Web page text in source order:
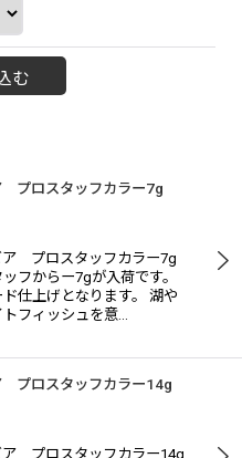
む
プロスタッフカラー7g
ア プロスタッフカラー7g
フからー7gが入荷です。
仕上げとなります。 湖や
フィッシュを意…
プロスタッフカラー14g
ア プロスタッフカラー14g